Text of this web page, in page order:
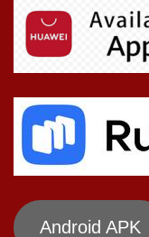
Android APK